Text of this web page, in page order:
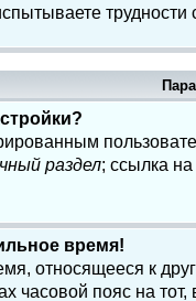
раздел; ссылка
время!
относящееся к
часовой пояс на